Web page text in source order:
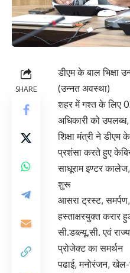
SHARE
डीएम के बाल भिक्षा
(उन्नत अवस्था)
शहर में गश्त के लिए
अधिकारी को
शिक्षा मंत्री ने डीएम
प्रशंसा करते हुए
साधूराम इण्टर
शुरू
आसरा ट्रस्ट,
हस्ताक्षरयुक्त
सी.डब्ल्यू.सी. एवं
प्रोजेक्ट का समर्थन
पढाई, मनोरंजन, खेल-